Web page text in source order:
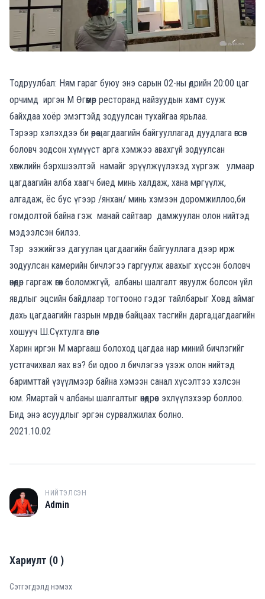
Тодруулбал: Ням гараг буюу энэ сарын 02-ны өдрийн 20:00 цаг
орчимд иргэн М Өгөөмөр ресторанд найзуудын хамт сууж
байхдаа хоёр эмэгтэйд зодуулсан тухайгаа ярьлаа.
Тэрээр хэлэхдээ би өөрөө цагдаагийн байгууллагад дуудлага өгсөн
боловч зодсон хүмүүст арга хэмжээ авахгүй зодуулсан
хөгжлийн бэрхшээлтэй намайг эрүүлжүүлэхэд хүргэж улмаар
цагдаагийн алба хаагч биед минь халдаж, хана мөргүүлж,
алгадаж, ёс бус үгээр /янхан/ минь хэмээн доромжиллоо,би
гомдолтой байна гэж манай сайтаар дамжуулан олон нийтэд
мэдээлсэн билээ.
Тэр ээжийгээ дагуулан цагдаагийн байгууллага дээр ирж
зодуулсан камерийн бичлэгээ гаргуулж авахыг хүссэн боловч
өнөөдөр гаргаж өгөх боломжгүй, албаны шалгалт явуулж болсон үйл
явдлыг эцсийн байдлаар тогтооно гэдэг тайлбарыг Ховд аймаг
дахь цагдаагийн газрын мөрдөн байцаах тасгийн дарга,цагдаагийн
хошууч Ш.Сүхтулга өглөө.
Харин иргэн М маргааш болоход цагдаа нар миний бичлэгийг
устгачихвал яах вэ? би одоо л бичлэгээ үзэж олон нийтэд
баримттай үзүүлмээр байна хэмээн санал хүсэлтээ хэлсэн
юм. Ямартай ч албаны шалгалтыг өнөөдрөөс эхлүүлэхээр боллоо.
Бид энэ асуудлыг эргэн сурвалжилах болно.
2021.10.02
A
НИЙТЭЛСЭН
Admin
Хариулт (0)